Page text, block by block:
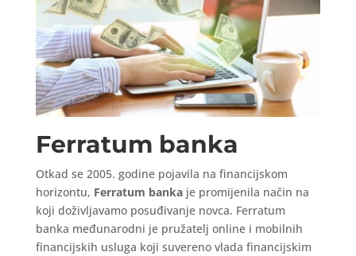
Ferratum banka
Otkad se 2005. godine pojavila na financijskom
horizontu, Ferratum bankaje promijenila način na
koji doživljavamo posuđivanje novca. Ferratum
banka međunarodni je pružatelj online i mobilnih
financijskih usluga koji suvereno vlada financijskim